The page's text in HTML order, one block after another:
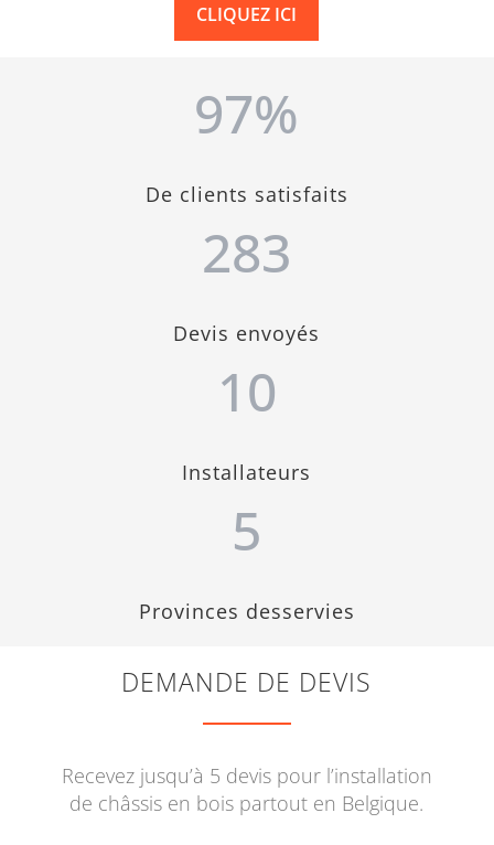
CLIQUEZ ICI
97%
De clients satisfaits
283
Devis envoyés
10
Installateurs
5
Provinces desservies
DEMANDE DE DEVIS
Recevez jusqu’à 5 devis pour l’installation
de châssis en bois partout en Belgique.